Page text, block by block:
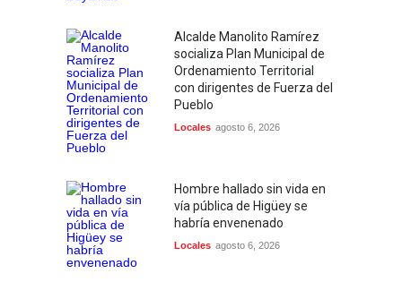
Alcalde Manolito Ramírez
socializa Plan Municipal de
Ordenamiento Territorial
con dirigentes de Fuerza del
Pueblo
Locales agosto 6, 2026
Hombre hallado sin vida en
vía pública de Higüey se
habría envenenado
Locales agosto 6, 2026